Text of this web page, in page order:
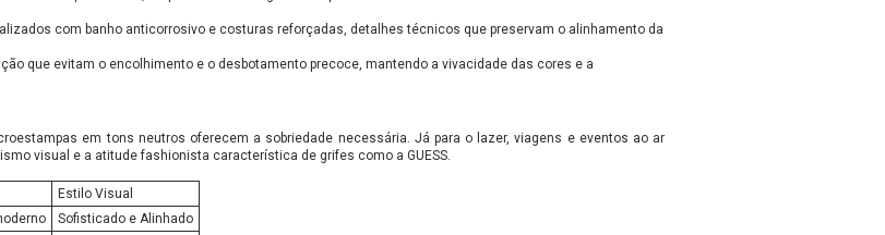
com banho anticorrosivo e costuras reforçadas, detalhes técnicos que preservam o alinhamento da
que evitam o encolhimento e o desbotamento precoce, mantendo a vivacidade das cores e a
em tons neutros oferecem a sobriedade necessária. Já para o lazer, viagens e eventos ao ar
visual e a atitude fashionista característica de grifes como a GUESS.
Estilo Visual
Sofisticado e Alinhado